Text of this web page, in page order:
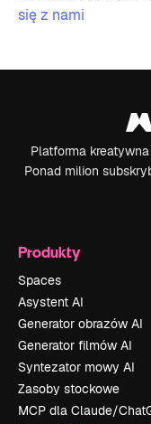
się z nami
Platforma
Ponad milion
Produkty
Spaces
Asystent AI
Generator obrazów AI
Generator filmów AI
Syntezator mowy AI
Zasoby stockowe
MCP dla Claude/